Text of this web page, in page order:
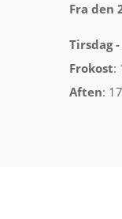
Fra den
Tirsdag -
Frokost:
Aften: